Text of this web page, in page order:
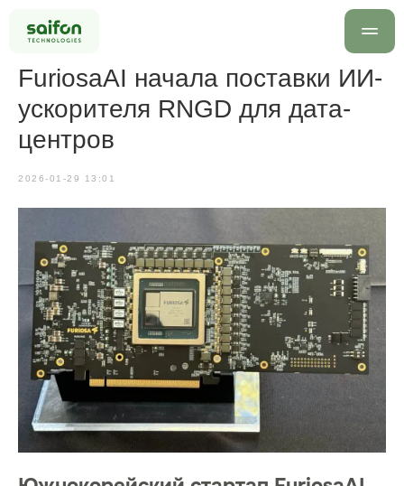
+7 499
Оставить заявку
FuriosaAI начала поставки ИИ-
ускорителя RNGD для дата-
центров
2026-01-29 13:01